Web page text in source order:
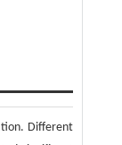
Different